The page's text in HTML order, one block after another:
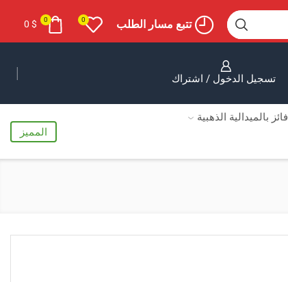
تتبع مسار الطلب 0
0
0 $
تسجيل الدخول / اشتراك
فائز بالميدالية الذهبية
المميز